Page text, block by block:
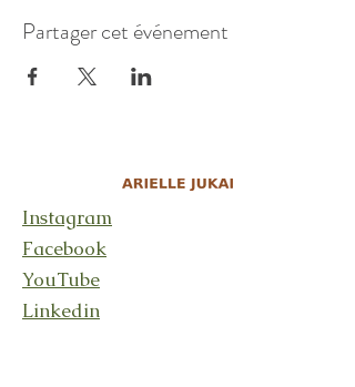
Partager cet événement
Instagram
Facebook
YouTube
Linkedin